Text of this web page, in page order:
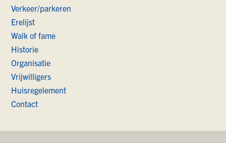
Verkeer/parkeren
Erelijst
Walk of fame
Historie
Organisatie
Vrijwilligers
Huisregelement
Contact